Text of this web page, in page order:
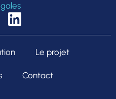
Le projet
Contact